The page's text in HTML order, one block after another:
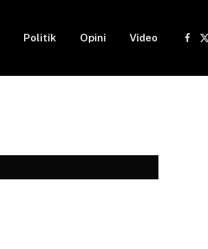
Politik Opini Video